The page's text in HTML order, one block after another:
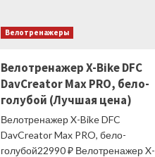
Велотренажеры
Велотренажер X-Bike DFC
DavCreator Max PRO, бело-
голубой (Лучшая цена)
Велотренажер X-Bike DFC
DavCreator Max PRO, бело-
голубой22990 ₽ Велотренажер X-